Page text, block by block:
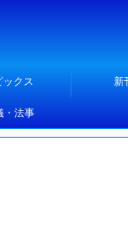
ックス 新
・法事